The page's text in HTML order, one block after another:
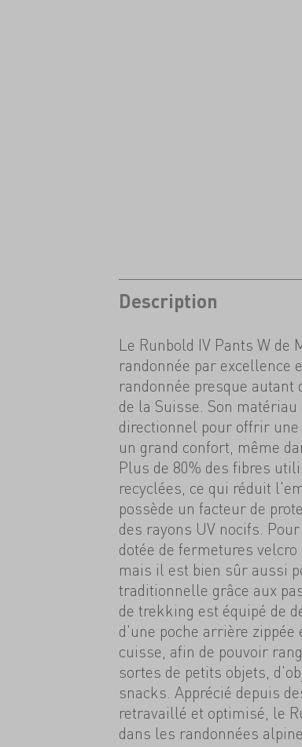
Description
Le Runbold IV Pants W
randonnée par excellence
randonnée presque
de la Suisse. Son
directionnel pour offrir
un grand confort, même
Plus de 80% des fibres
recyclées, ce qui réduit
possède un facteur de
des rayons UV nocifs.
dotée de fermetures
mais il est bien sûr aussi
traditionnelle grâce aux
de trekking est équipé de
d'une poche arrière
cuisse, afin de pouvoir
sortes de petits objets,
snacks. Apprécié depuis
retravaillé et optimisé, le
dans les randonnées